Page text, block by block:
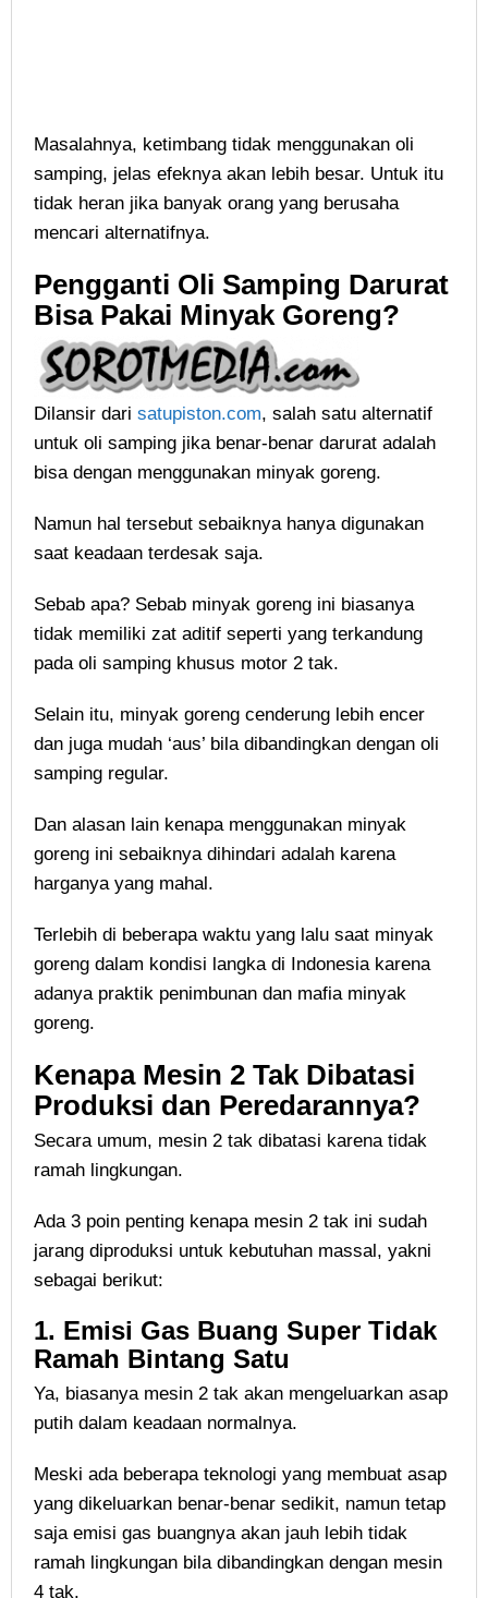
Masalahnya, ketimbang tidak menggunakan oli
samping, jelas efeknya akan lebih besar. Untuk itu
tidak heran jika banyak orang yang berusaha
mencari alternatifnya.
Pengganti Oli Samping Darurat
Bisa Pakai Minyak Goreng?
Dilansir dari satupiston.com, salah satu alternatif
untuk oli samping jika benar-benar darurat adalah
bisa dengan menggunakan minyak goreng.
Namun hal tersebut sebaiknya hanya digunakan
saat keadaan terdesak saja.
Sebab apa? Sebab minyak goreng ini biasanya
tidak memiliki zat aditif seperti yang terkandung
pada oli samping khusus motor 2 tak.
Selain itu, minyak goreng cenderung lebih encer
dan juga mudah ‘aus’ bila dibandingkan dengan oli
samping regular.
Dan alasan lain kenapa menggunakan minyak
goreng ini sebaiknya dihindari adalah karena
harganya yang mahal.
Terlebih di beberapa waktu yang lalu saat minyak
goreng dalam kondisi langka di Indonesia karena
adanya praktik penimbunan dan mafia minyak
goreng.
Kenapa Mesin 2 Tak Dibatasi
Produksi dan Peredarannya?
Secara umum, mesin 2 tak dibatasi karena tidak
ramah lingkungan.
Ada 3 poin penting kenapa mesin 2 tak ini sudah
jarang diproduksi untuk kebutuhan massal, yakni
sebagai berikut:
1. Emisi Gas Buang Super Tidak
Ramah Bintang Satu
Ya, biasanya mesin 2 tak akan mengeluarkan asap
putih dalam keadaan normalnya.
Meski ada beberapa teknologi yang membuat asap
yang dikeluarkan benar-benar sedikit, namun tetap
saja emisi gas buangnya akan jauh lebih tidak
ramah lingkungan bila dibandingkan dengan mesin
4 tak.